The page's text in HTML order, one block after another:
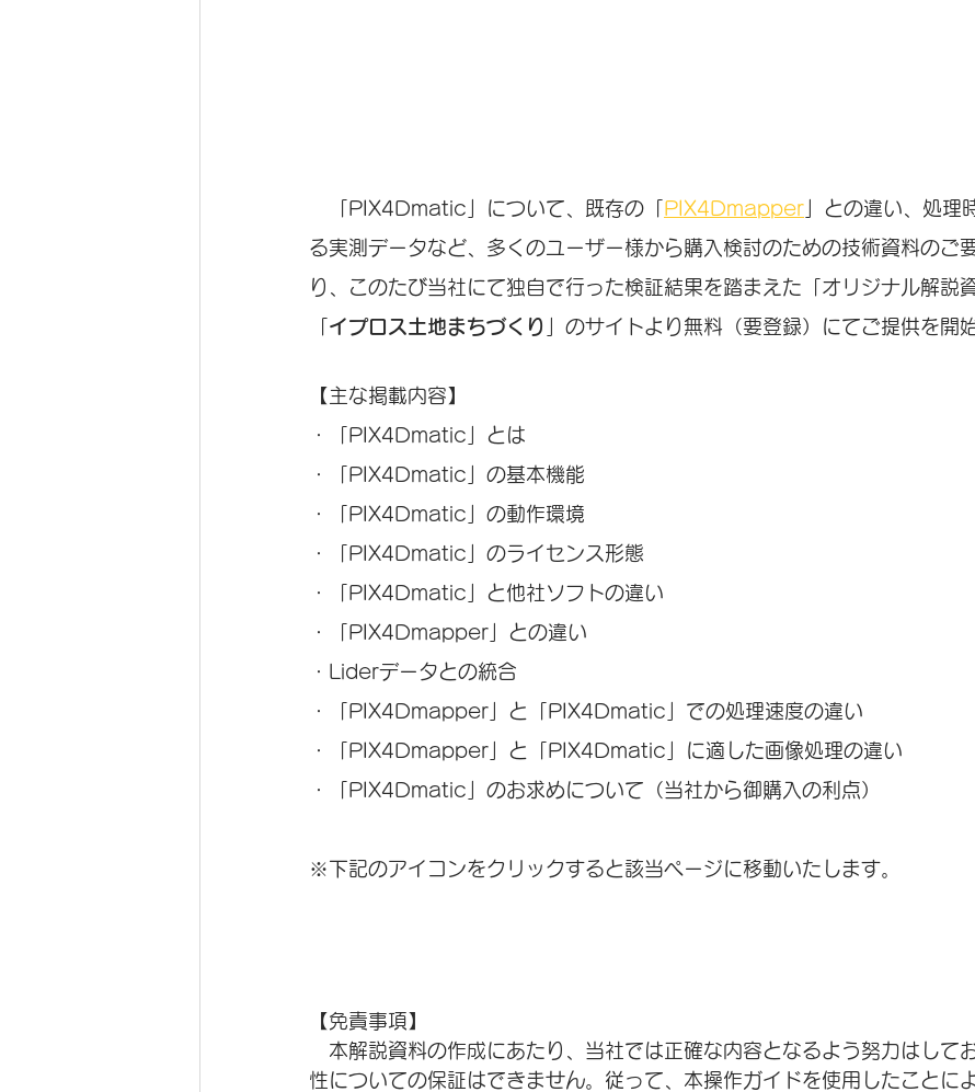
「PIX4Dmatic」について、既存の「 PIX4Dmapper 」との違い、処理
る実測データなど、多くのユーザー様から購入検討のための技術資料のご
り、このたび当社にて独自で行った検証結果を踏まえた「オリジナル解説
イプロス土地まちづくり 」のサイトより無料（要登録）にてご提供を開
【主な掲載内容】
・「PIX4Dmatic」とは
・「PIX4Dmatic」の基本機能
・「PIX4Dmatic」の動作環境
・「PIX4Dmatic」のライセンス形態
・「PIX4Dmatic」と他社ソフトの違い
・「PIX4Dmapper」との違い
・Liderデータとの統合
・「PIX4Dmapper」と「PIX4Dmatic」での処理速度の違い
・「PIX4Dmapper」と「PIX4Dmatic」に適した画像処理の違い
・「PIX4Dmatic」のお求めについて（当社から御購入の利点）
※下記のアイコンをクリックすると該当ページに移動いたします。
【免責事項】
本解説資料の作成にあたり、当社では正確な内容となるよう努力はして
性についての保証はできません。従って、本操作ガイドを使用したことに